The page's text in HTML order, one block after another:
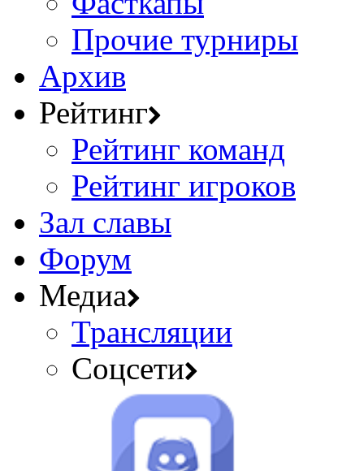
Прочие турниры
Архив
Рейтинг
Рейтинг команд
Рейтинг игроков
Зал славы
Форум
Медиа
Трансляции
Соцсети